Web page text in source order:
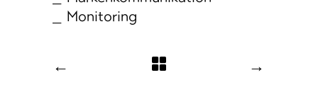
Monitoring
← →